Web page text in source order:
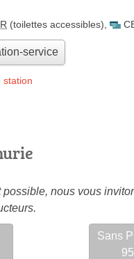
(toilettes accessibles)
service
station
nous vous
Sans
95